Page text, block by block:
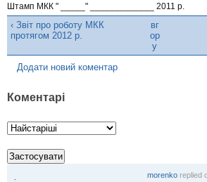
Штамп МКК " _____" _____________ 2011 р.
‹ Звіт про роботу МКК
протягом 2012 р.
вг
ор
у
Додати новий коментар
Коментарі
morenko replied